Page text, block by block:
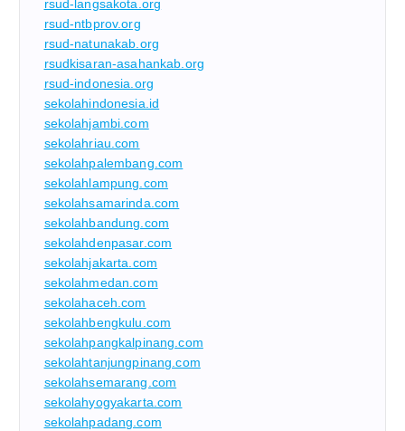
rsud-langsakota.org
rsud-ntbprov.org
rsud-natunakab.org
rsudkisaran-asahankab.org
rsud-indonesia.org
sekolahindonesia.id
sekolahjambi.com
sekolahriau.com
sekolahpalembang.com
sekolahlampung.com
sekolahsamarinda.com
sekolahbandung.com
sekolahdenpasar.com
sekolahjakarta.com
sekolahmedan.com
sekolahaceh.com
sekolahbengkulu.com
sekolahpangkalpinang.com
sekolahtanjungpinang.com
sekolahsemarang.com
sekolahyogyakarta.com
sekolahpadang.com